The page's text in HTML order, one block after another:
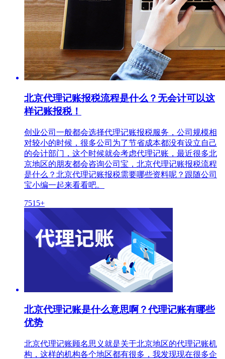
北京代理记账报税流程是什么？无会计可以这
样记账报税！
创业公司一般都会选择代理记账报税服务，公司规模相
对较小的时候，很多公司为了节省成本都没有设立自己
的会计部门，这个时候就会考虑代理记账，最近很多北
京地区的朋友都会咨询公司宝，北京代理记账报税流程
是什么？北京代理记账报税需要哪些资料呢？跟随公司
宝小编一起来看看吧。
7515+
北京代理记账是什么意思啊？代理记账有哪些
优势
北京代理记账顾名思义就是关于北京地区的代理记账机
构，这样的机构各个地区都有很多，我发现现在很多企